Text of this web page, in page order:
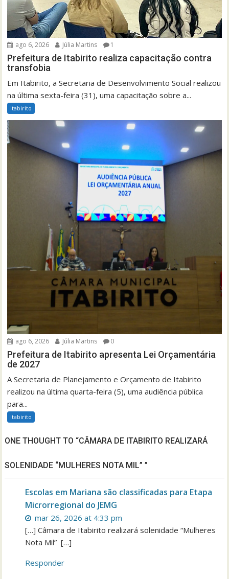
ago 6, 2026 Júlia Martins 1
Prefeitura de Itabirito realiza capacitação contra
transfobia
Em Itabirito, a Secretaria de Desenvolvimento Social realizou
na última sexta-feira (31), uma capacitação sobre a...
Itabirito
ago 6, 2026 Júlia Martins 0
Prefeitura de Itabirito apresenta Lei Orçamentária
de 2027
A Secretaria de Planejamento e Orçamento de Itabirito
realizou na última quarta-feira (5), uma audiência pública
para...
Itabirito
ONE THOUGHT TO “CÂMARA DE ITABIRITO REALIZARÁ
SOLENIDADE “MULHERES NOTA MIL” ”
Escolas em Mariana são classificadas para Etapa
Microrregional do JEMG
mar 26, 2026 at 4:33 pm
[…] Câmara de Itabirito realizará solenidade “Mulheres
Nota Mil” […]
Responder